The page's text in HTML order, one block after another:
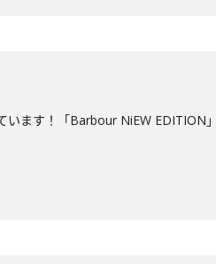
ます！「Barbour NiEW EDITION」